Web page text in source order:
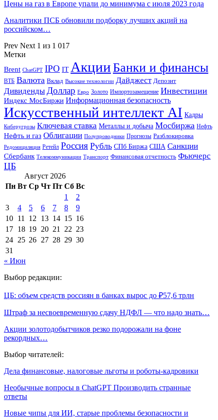
Цены на газ в Европе упали до минимума с июля 2023 года
Аналитики ПСБ обновили подборку лучших акций на
российском…
Prev Next 1 из 1 017
Метки
Brent ChatGPT IPO IT Акции Банки и финансы
ВТБ Валюта Вклад Высокие технологии Дайджест Депозит
Дивиденды Доллар Евро Золото Импортозамещение Инвестиции
Индекс МосБиржи Информационная безопасность
Искусственный интеллект AI Кадры
Киберугрозы Ключевая ставка Металлы и добыча Мосбиржа Нефть
Нефть и газ Облигации Полупроводники Прогнозы Разблокировка
Редомициляция Ретейл Россия Рубль СПб Биржа США Санкции
Сбербанк Телекоммуникации Транспорт Финансовая отчетность Фьючерс
ЦБ
Август 2026
Пн Вт Ср Чт Пт Сб Вс
1
2
3
4 5 6 7 8
9
10 11 12 13 14 15 16
17 18 19 20 21 22 23
24 25 26 27 28 29 30
31
« Июн
Выбор редакции:
ЦБ: объем средств россиян в банках вырос до ₽57,6 трлн
Штраф за несвоевременную сдачу НДФЛ — что надо знать…
Акции золотодобытчиков резко подорожали на фоне
рекордных…
Выбор читателей:
Дела финансовые, налоговые льготы и роботы-кадровики
Необычные вопросы в ChatGPT Производить странные
ответы
Новые чипы для ИИ, старые проблемы безопасности и